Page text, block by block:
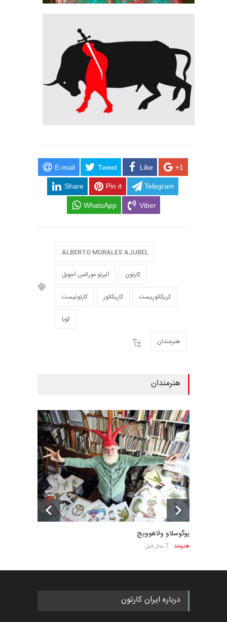
E-mail Tweet Like +1
Share Pin it Telegram
WhatsApp Viber
ALBERTO MORALES AJUBEL
آلبرتو مورالس آجوبل کارتون
کارتونیست کاریکاتور کریکاتوریست
کوبا
هنرمندان
هنرمندان
یوگوسلاو ولاهوویچ
هنرمند 7 سال قبل
درباره ایران کارتون